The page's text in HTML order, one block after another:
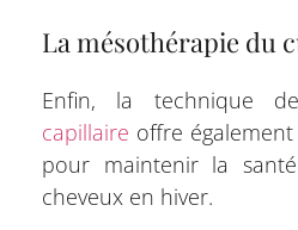
La mésothérapie du
Enfin, la technique
capillaire offre
pour maintenir la
cheveux en hiver.